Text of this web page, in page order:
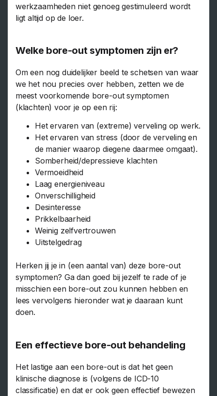
werkzaamheden niet genoeg gestimuleerd wordt
ligt altijd op de loer.
Welke bore-out symptomen zijn er?
Om een nog duidelijker beeld te schetsen van waar
we het nou precies over hebben, zetten we de
meest voorkomende bore-out symptomen
(klachten) voor je op een rij:
Het ervaren van (extreme) verveling op werk.
Het ervaren van stress (door de verveling en
de manier waarop diegene daarmee omgaat).
Somberheid/depressieve klachten
Vermoeidheid
Laag energieniveau
Onverschilligheid
Desinteresse
Prikkelbaarheid
Weinig zelfvertrouwen
Uitstelgedrag
Herken jij je in (een aantal van) deze bore-out
symptomen? Ga dan goed bij jezelf te rade of je
misschien een bore-out zou kunnen hebben en
lees vervolgens hieronder wat je daaraan kunt
doen.
Een effectieve bore-out behandeling
Het lastige aan een bore-out is dat het geen
klinische diagnose is (volgens de ICD-10
classificatie) en dat er ook geen effectief bewezen